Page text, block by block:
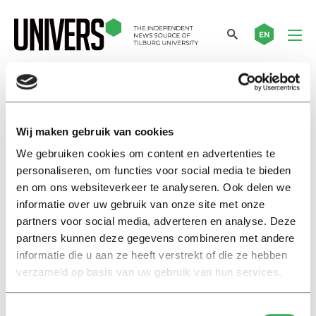
Wij maken gebruik van cookies
We gebruiken cookies om content en advertenties te
personaliseren, om functies voor social media te bieden
en om ons websiteverkeer te analyseren. Ook delen we
informatie over uw gebruik van onze site met onze
partners voor social media, adverteren en analyse. Deze
partners kunnen deze gegevens combineren met andere
informatie die u aan ze heeft verstrekt of die ze hebben
verzameld op basis van uw gebruik van hun services.
EN
internationale promovendi
PNN: ‘Laat internationale
beurspromovendi niet door het
ijs zakken’
28 februari 2024
Nieuws
Promovendinetwerk
onderzoekt positie